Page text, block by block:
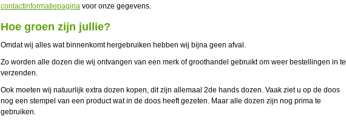
contactinformatiepagina voor onze gegevens.
Hoe groen zijn jullie?
Omdat wij alles wat binnenkomt hergebruiken hebben wij bijna geen afval.
Zo worden alle dozen die wij ontvangen van een merk of groothandel gebruikt om weer bestellingen in te
verzenden.
Ook moeten wij natuurlijk extra dozen kopen, dit zijn allemaal 2de hands dozen. Vaak ziet u op de doos
nog een stempel van een product wat in de doos heeft gezeten. Maar alle dozen zijn nog prima te
gebruiken.